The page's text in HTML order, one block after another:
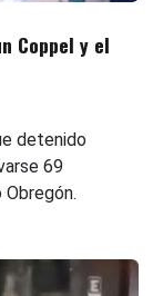
Coppel y el
detenido
69